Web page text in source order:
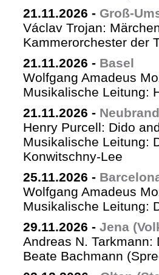
21.11.2026 - Groß-
Václav Trojan:
Kammerorchester der
21.11.2026 - Basel
Wolfgang Amadeus
Musikalische Leitung:
21.11.2026 -
Henry Purcell: Dido
Musikalische Leitung:
Konwitschny-Lee
25.11.2026 -
Wolfgang Amadeus
Musikalische Leitung:
29.11.2026 - Jena
Andreas N. Tarkmann:
Beate Bachmann